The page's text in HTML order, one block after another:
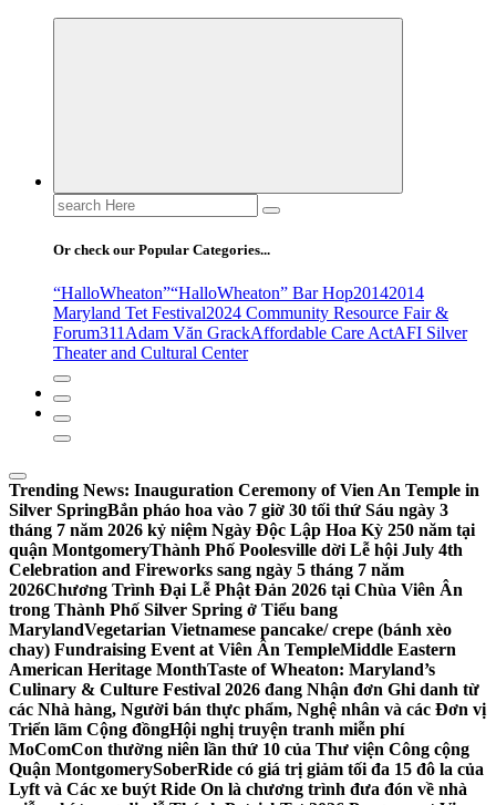
Search
for:
Or check our Popular Categories...
“HalloWheaton”“HalloWheaton” Bar Hop20142014
Maryland Tet Festival2024 Community Resource Fair &
Forum311 Adam Văn GrackAffordable Care ActAFI Silver
Theater and Cultural Center
Trending News: Inauguration Ceremony of Vien An Temple in
Silver SpringBắn pháo hoa vào 7 giờ 30 tối thứ Sáu ngày 3
tháng 7 năm 2026 kỷ niệm Ngày Độc Lập Hoa Kỳ 250 năm tại
quận MontgomeryThành Phố Poolesville dời Lễ hội July 4th
Celebration and Fireworks sang ngày 5 tháng 7 năm
2026Chương Trình Đại Lễ Phật Đản 2026 tại Chùa Viên Ân
trong Thành Phố Silver Spring ở Tiểu bang
MarylandVegetarian Vietnamese pancake/ crepe (bánh xèo
chay) Fundraising Event at Viên Ân TempleMiddle Eastern
American Heritage MonthTaste of Wheaton: Maryland’s
Culinary & Culture Festival 2026 đang Nhận đơn Ghi danh từ
các Nhà hàng, Người bán thực phẩm, Nghệ nhân và các Đơn vị
Triển lãm Cộng đồngHội nghị truyện tranh miễn phí
MoComCon thường niên lần thứ 10 của Thư viện Công cộng
Quận MontgomerySoberRide có giá trị giảm tối đa 15 đô la của
Lyft và Các xe buýt Ride On là chương trình đưa đón về nhà